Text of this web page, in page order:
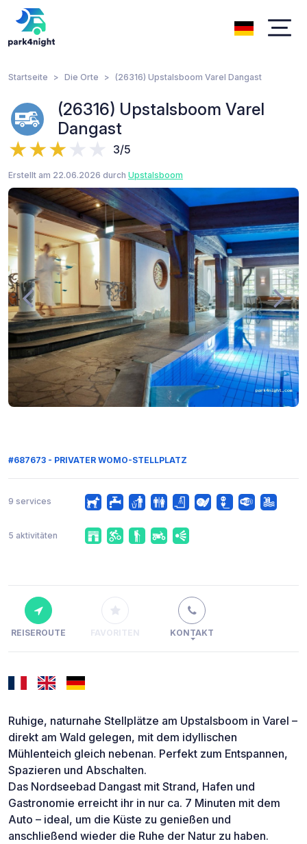
Startseite Die Orte (26316) Upstalsboom Varel Dangast
(26316) Upstalsboom Varel
Dangast
3/5
Erstellt am 22.06.2026 durch Upstalsboom
#687673 - PRIVATER WOMO-STELLPLATZ
9 services
5 aktivitäten
REISEROUTE FAVORITEN KONTAKT
Ruhige, naturnahe Stellplätze am Upstalsboom in Varel –
direkt am Wald gelegen, mit dem idyllischen
Mühlenteich gleich nebenan. Perfekt zum Entspannen,
Spazieren und Abschalten.
Das Nordseebad Dangast mit Strand, Hafen und
Gastronomie erreicht ihr in nur ca. 7 Minuten mit dem
Auto – ideal, um die Küste zu genießen und
anschließend wieder die Ruhe der Natur zu haben.